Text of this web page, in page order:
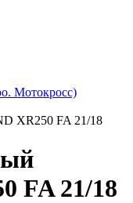
Мотокросс)
XR250 FA 21/18
FA 21/18